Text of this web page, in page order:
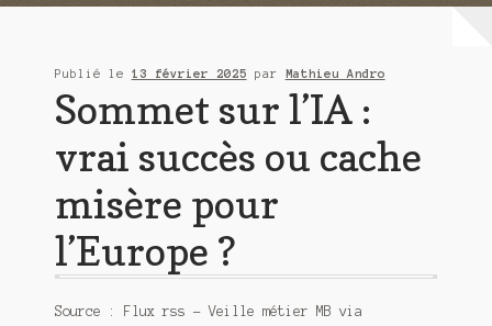
Publié le 13 février 2025 par Mathieu Andro
Sommet sur l’IA :
vrai succès ou cache
misère pour
l’Europe ?
Source : Flux rss – Veille métier MB via